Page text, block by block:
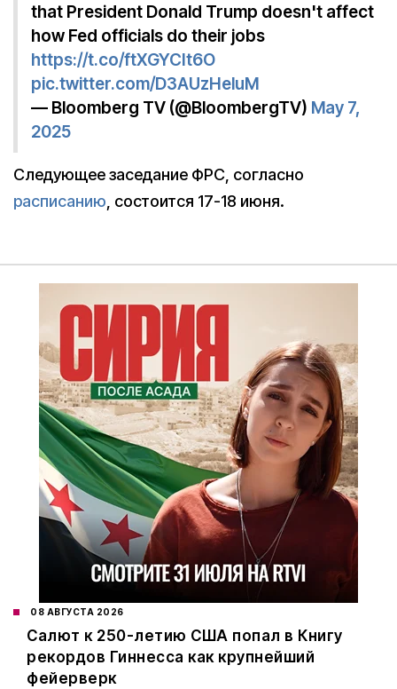
that President Donald Trump doesn't affect
how Fed officials do their jobs
https://t.co/ftXGYCIt6O
pic.twitter.com/D3AUzHeluM
— Bloomberg TV (@BloombergTV) May 7,
2025
Следующее заседание ФРС, согласно
расписанию, состоится 17-18 июня.
08 АВГУСТА 2026
Салют к 250-летию США попал в Книгу
рекордов Гиннесса как крупнейший
фейерверк